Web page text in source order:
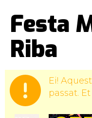
Festa
Riba
Ei!
passat.